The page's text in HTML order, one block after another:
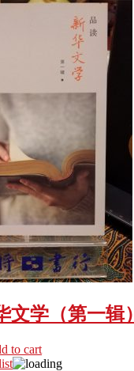
文学（第一辑）
to cart